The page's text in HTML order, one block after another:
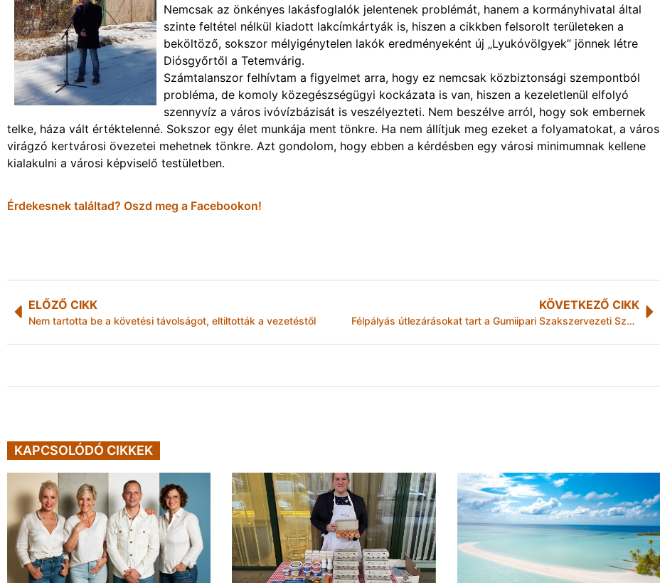
Nemcsak az önkényes lakásfoglalók jelentenek problémát, hanem a kormányhivatal által
szinte feltétel nélkül kiadott lakcímkártyák is, hiszen a cikkben felsorolt területeken a
beköltöző, sokszor mélyigénytelen lakók eredményeként új „Lyukóvölgyek” jönnek létre
Diósgyőrtől a Tetemvárig.
Számtalanszor felhívtam a figyelmet arra, hogy ez nemcsak közbiztonsági szempontból
probléma, de komoly közegészségügyi kockázata is van, hiszen a kezeletlenül elfolyó
szennyvíz a város ivóvízbázisát is veszélyezteti. Nem beszélve arról, hogy sok embernek
telke, háza vált értéktelenné. Sokszor egy élet munkája ment tönkre. Ha nem állítjuk meg ezeket a folyamatokat, a város
virágzó kertvárosi övezetei mehetnek tönkre. Azt gondolom, hogy ebben a kérdésben egy városi minimumnak kellene
kialakulni a városi képviselő testületben.
Érdekesnek találtad? Oszd meg a Facebookon!
ELŐZŐ CIKK
Nem tartotta be a követési távolságot, eltiltották a vezetéstől
KÖVETKEZŐ CIKK
Félpályás útlezárásokat tart a Gumiipari Szakszervezeti Szövetség a Mi Hazánk Mozgalommal nyolc helyszínen
KAPCSOLÓDÓ CIKKEK